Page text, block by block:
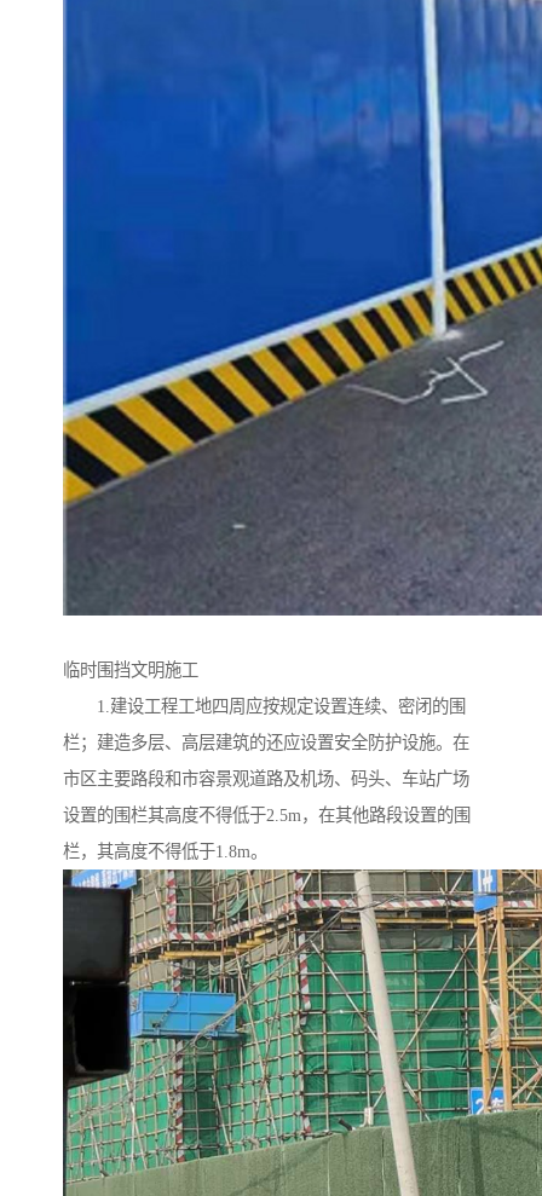
临时围挡文明施工
1.建设工程工地四周应按规定设置连续、密闭的围
栏；建造多层、高层建筑的还应设置安全防护设施。在
市区主要路段和市容景观道路及机场、码头、车站广场
设置的围栏其高度不得低于2.5m，在其他路段设置的围
栏，其高度不得低于1.8m。